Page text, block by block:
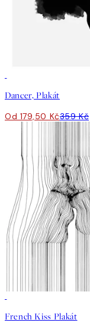
Dancer, Plakát
Od 179,50 Kč359 Kč
French Kiss Plakát